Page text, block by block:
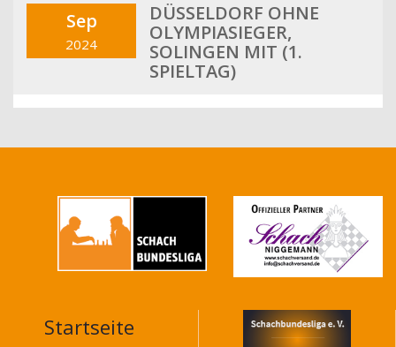
Sep
2024
DÜSSELDORF OHNE
OLYMPIASIEGER,
SOLINGEN MIT (1.
SPIELTAG)
MAIN
Startseite